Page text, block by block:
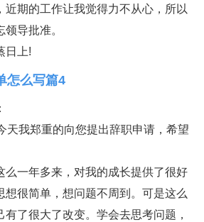
近期的工作让我觉得力不从心，所以
导批准。
日上!
怎么写篇4
天我郑重的向您提出辞职申请，希望
么一年多来，对我的成长提供了很好
想很简单，想问题不周到。可是这么
了很大了改变。学会去思考问题，